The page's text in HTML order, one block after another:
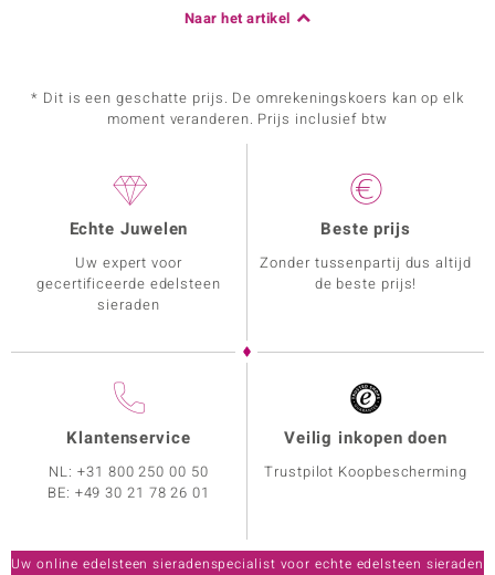
Naar het artikel
* Dit is een geschatte prijs. De omrekeningskoers kan op elk
moment veranderen. Prijs inclusief btw
Echte Juwelen
Uw expert voor
gecertificeerde edelsteen
sieraden
Beste prijs
Zonder tussenpartij dus altijd
de beste prijs!
Klantenservice
NL:+31 800 250 00 50
BE: +49 30 21 78 26 01
Veilig inkopen doen
Trustpilot Koopbescherming
Uw online edelsteen sieradenspecialist voor echte edelsteen sieraden